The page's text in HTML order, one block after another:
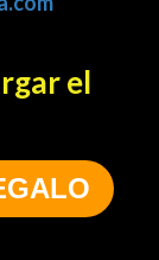
el